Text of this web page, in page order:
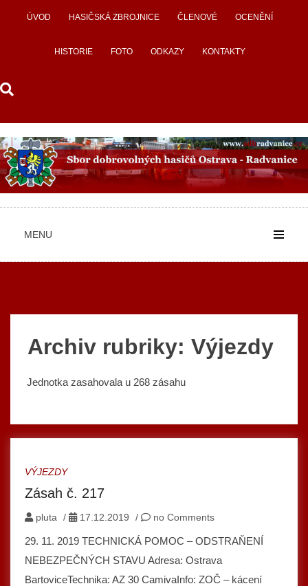
ÚVOD HASIČSKÁ ZBROJNICE ČLENOVÉ OCENĚNÍ
HISTORIE FOTO ODKAZY KONTAKTY
MENU
Archiv rubriky: Výjezdy
Jednotka zasahovala u 268 zásahu
VÝJEZDY
Zásah č. 217
pluta / 17.12.2019 / no Comments
29. 11. 2019 TECHNICKÁ POMOC – ODSTRAŇENÍ
NEBEZPEČNÝCH STAVU Adresa: Ostrava
BartoviceTechnika: AZ 30 CamivaInfo: ZOČ – kácení